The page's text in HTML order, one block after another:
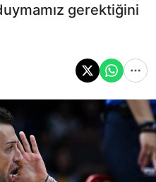
gerektiğini